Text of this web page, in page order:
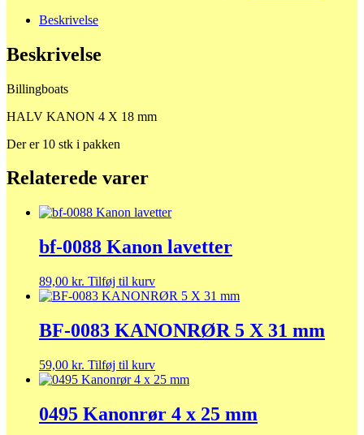
KANON
X
18
antal
Beskrivelse
Beskrivelse
Billingboats
HALV KANON 4 X 18 mm
Der er 10 stk i pakken
Relaterede varer
bf-0088 Kanon lavetter
89,00 kr. Tilføj til kurv
BF-0083 KANONRØR 5 X 31 mm
59,00 kr. Tilføj til kurv
0495 Kanonrør 4 x 25 mm